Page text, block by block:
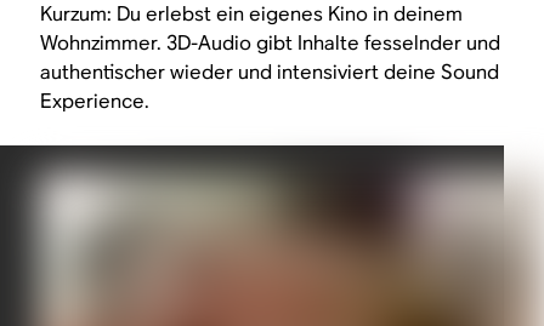
Kurzum: Du erlebst ein eigenes Kino in deinem
Wohnzimmer. 3D-Audio gibt Inhalte fesselnder und
authentischer wieder und intensiviert deine Sound
Experience.